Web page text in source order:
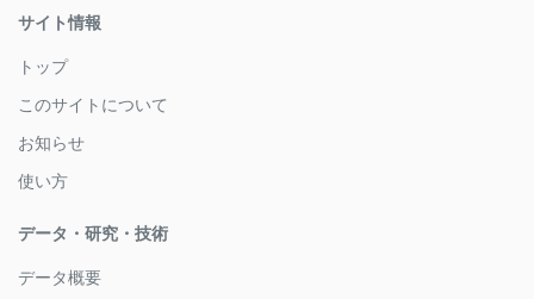
サイト情報
トップ
このサイトについて
お知らせ
使い方
データ・研究・技術
データ概要